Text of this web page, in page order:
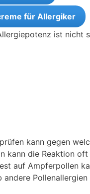
für Allergiker
ist nicht
kann gegen
kann die Reaktion oft
auf Ampferpollen
Pollenallergien